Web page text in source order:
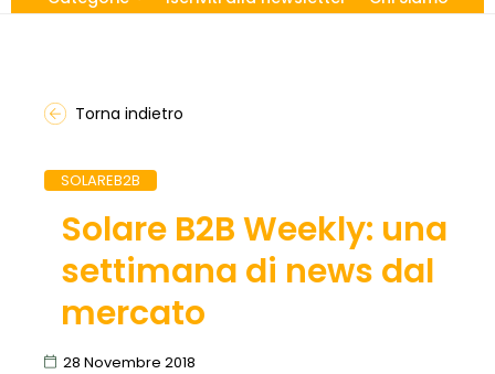
Torna indietro
SOLAREB2B
Solare B2B Weekly: una
settimana di news dal
mercato
28 Novembre 2018